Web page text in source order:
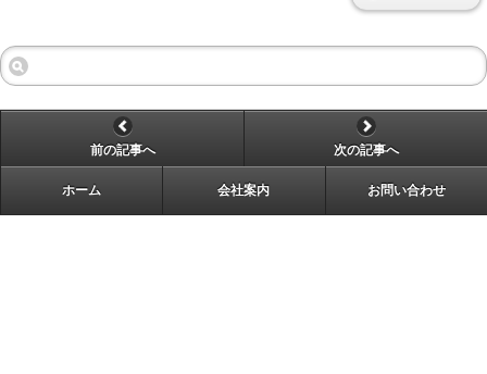
前の記事へ 次の記事へ
ホーム 会社案内 お問い合わせ